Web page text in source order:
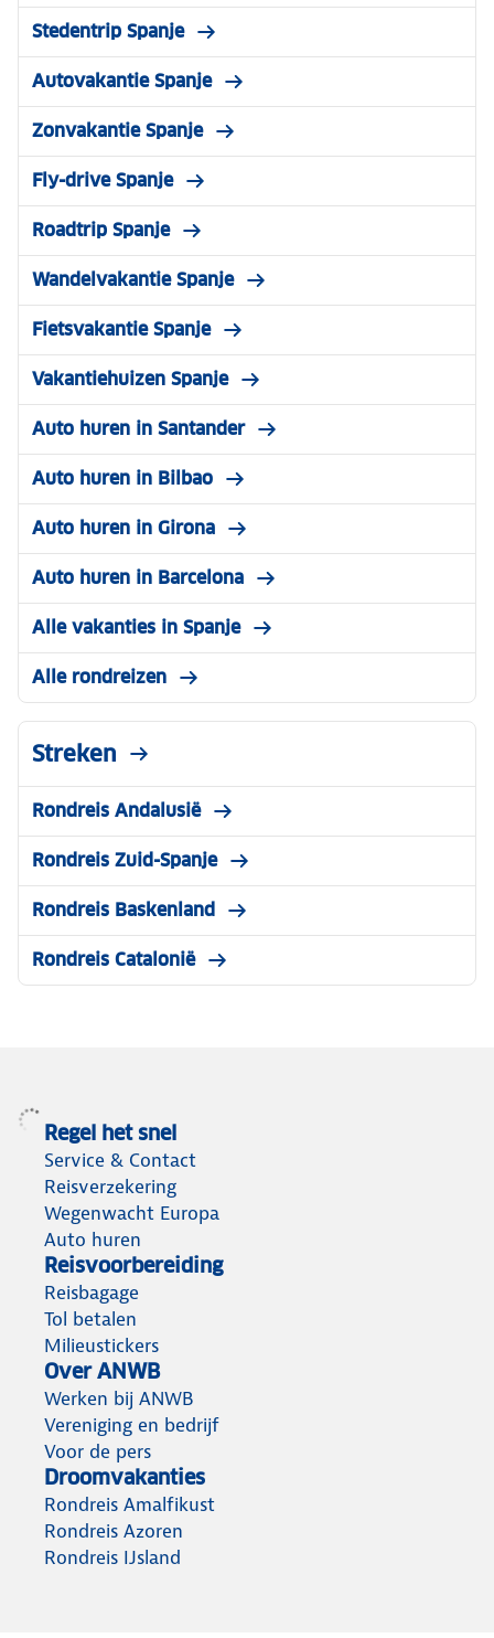
Stedentrip Spanje
Autovakantie Spanje
Zonvakantie Spanje
Fly-drive Spanje
Roadtrip Spanje
Wandelvakantie Spanje
Fietsvakantie Spanje
Vakantiehuizen Spanje
Auto huren in Santander
Auto huren in Bilbao
Auto huren in Girona
Auto huren in Barcelona
Alle vakanties in Spanje
Alle rondreizen
Streken
Rondreis Andalusië
Rondreis Zuid-Spanje
Rondreis Baskenland
Rondreis Catalonië
Regel het snel
Service & Contact
Reisverzekering
Wegenwacht Europa
Auto huren
Reisvoorbereiding
Reisbagage
Tol betalen
Milieustickers
Over ANWB
Werken bij ANWB
Vereniging en bedrijf
Voor de pers
Droomvakanties
Rondreis Amalfikust
Rondreis Azoren
Rondreis IJsland